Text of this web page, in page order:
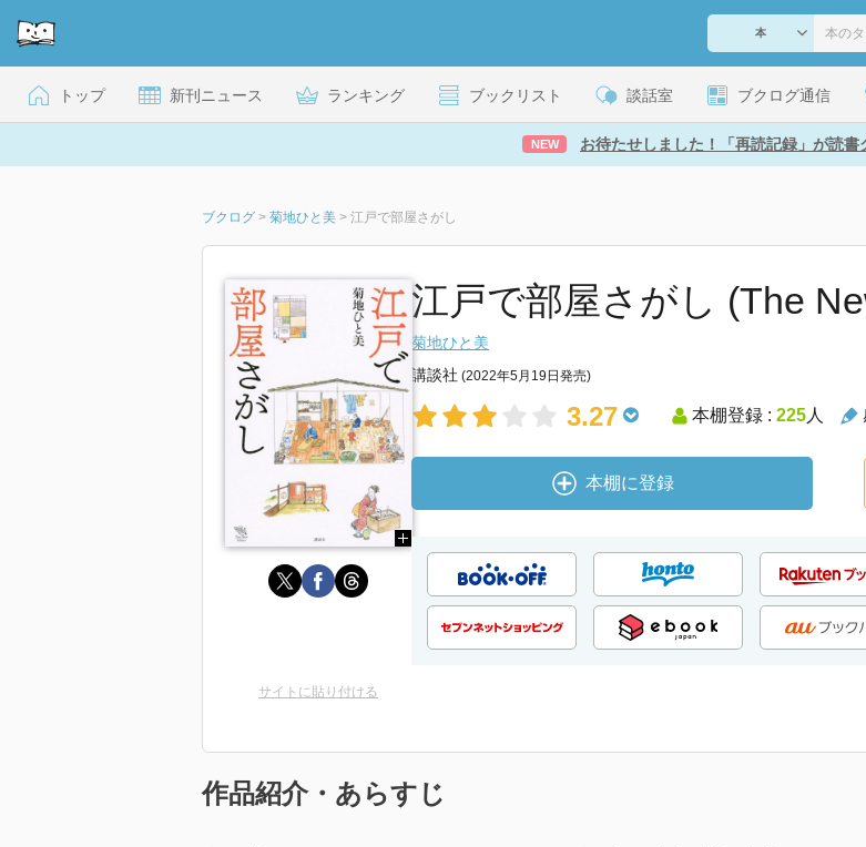
トップ 新刊ニュース ランキング ブックリスト 談話室 ブクログ通信
NEW お待たせしました！「再読記録」が読書
ブクログ > 菊地ひと美 > 江戸で部屋さがし
江戸で部屋さがし (The
菊地ひと美
講談社 (2022年5月19日発売)
3.27 本棚登録 : 225人
本棚に登録
サイトに貼り付ける
作品紹介・あらすじ